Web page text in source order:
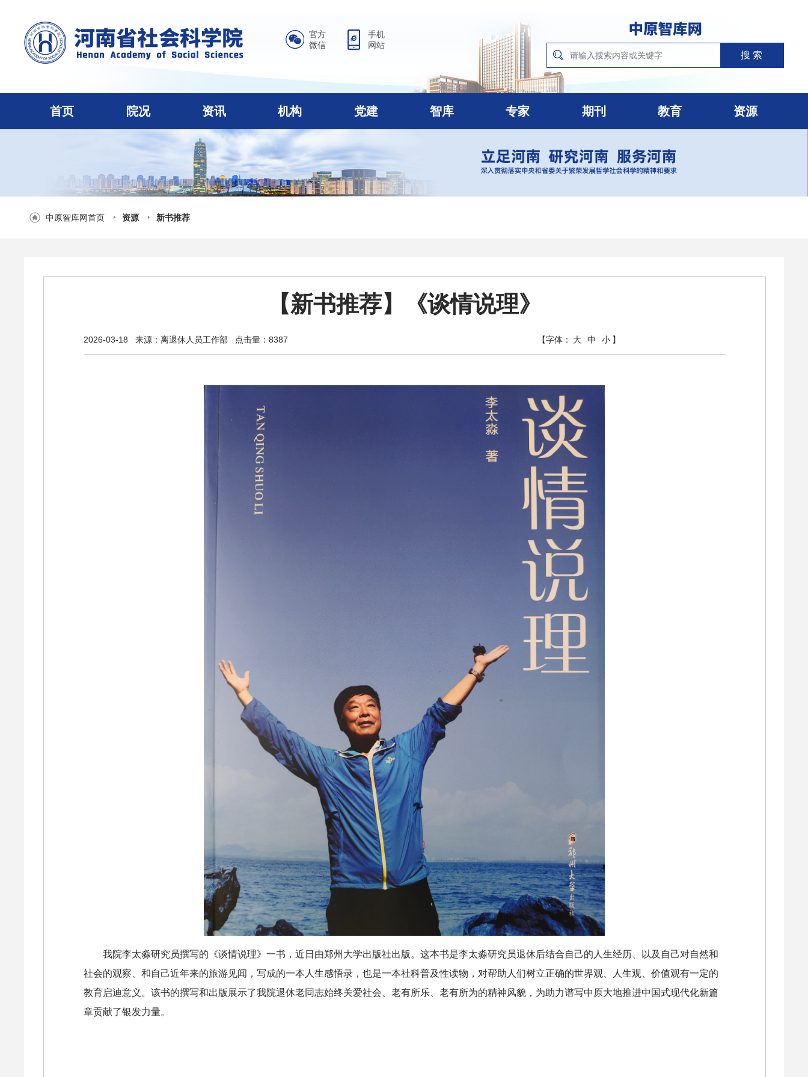
官方
微信
手机
网站
首页 院况 资讯 机构 党建 智库 专家 期刊 教育 资源
中原智库网首页 资源 新书推荐
【新书推荐】《谈情说理》
2026-03-18 来源：离退休人员工作部 点击量：8387 【字体： 大 中 小 】
我院李太淼研究员撰写的《谈情说理》一书，近日由郑州大学出版社出版。这本书是李太淼研究员退休后结合自己的人生经历、以及自己对自然和
社会的观察、和自己近年来的旅游见闻，写成的一本人生感悟录，也是一本社科普及性读物，对帮助人们树立正确的世界观、人生观、价值观有一定的
教育启迪意义。该书的撰写和出版展示了我院退休老同志始终关爱社会、老有所乐、老有所为的精神风貌，为助力谱写中原大地推进中国式现代化新篇
章贡献了银发力量。